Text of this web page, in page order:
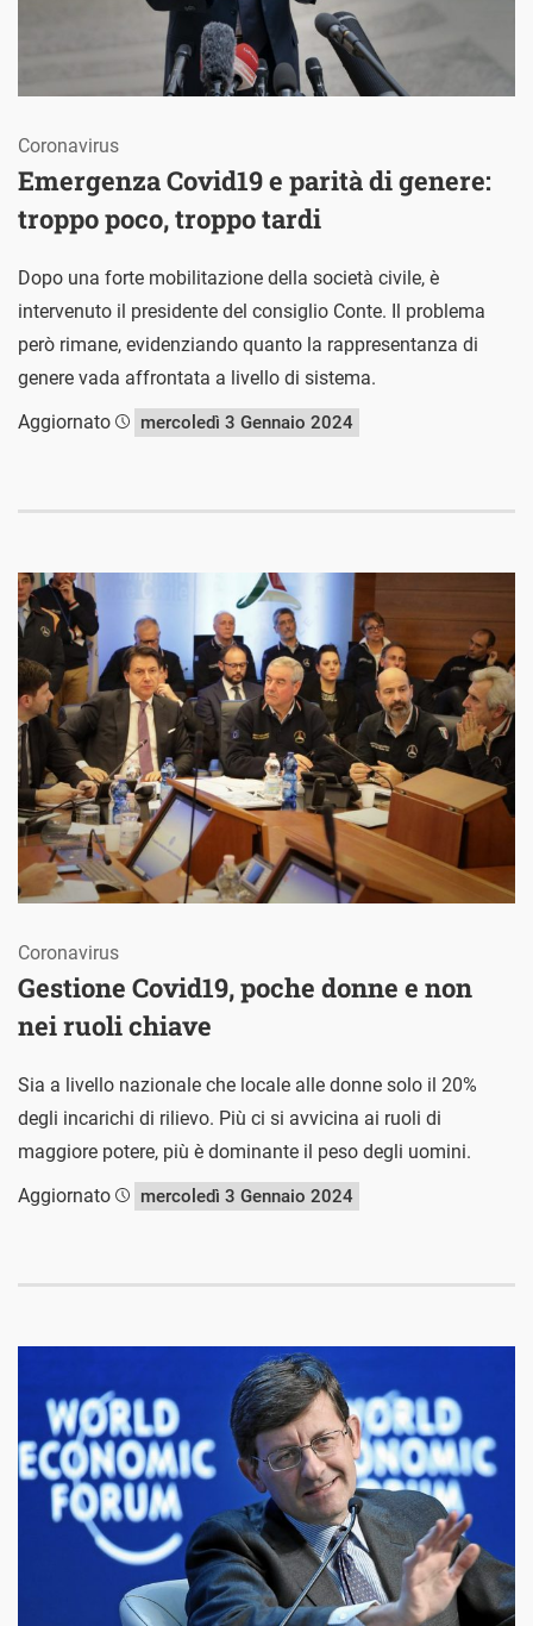
Emergenza Covid19 e parità di genere:
troppo poco, troppo tardi
Coronavirus
Dopo una forte mobilitazione della società civile, è
intervenuto il presidente del consiglio Conte. Il problema
però rimane, evidenziando quanto la rappresentanza di
genere vada affrontata a livello di sistema.
Aggiornato
mercoledì 3 Gennaio 2024
Gestione Covid19, poche donne e non
nei ruoli chiave
Coronavirus
Sia a livello nazionale che locale alle donne solo il 20%
degli incarichi di rilievo. Più ci si avvicina ai ruoli di
maggiore potere, più è dominante il peso degli uomini.
Aggiornato
mercoledì 3 Gennaio 2024